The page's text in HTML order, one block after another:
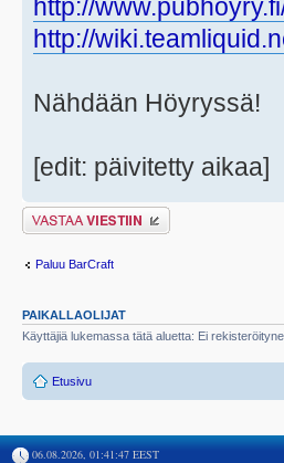
http://
http://
Nähdään Höyryssä!
[edit: päivitetty aikaa]
Lähetä vastaus
Paluu BarCraft
PAIKALLAOLIJAT
Käyttäjiä lukemassa tätä aluetta: Ei
Etusivu
06.08.2026, 01:41:47 EEST